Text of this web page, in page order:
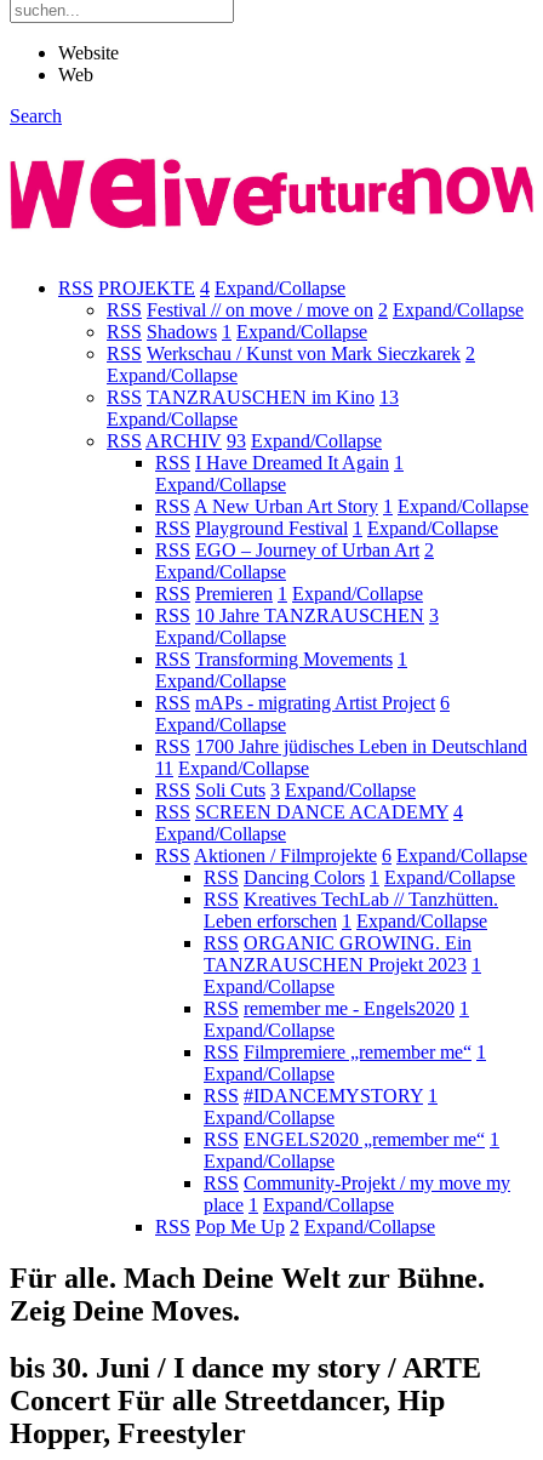
Website
Web
Search
RSS PROJEKTE 4 Expand/Collapse
RSS Festival // on move / move on 2 Expand/Collapse
RSS Shadows 1 Expand/Collapse
RSS Werkschau / Kunst von Mark Sieczkarek 2
Expand/Collapse
RSS TANZRAUSCHEN im Kino 13
Expand/Collapse
RSS ARCHIV 93 Expand/Collapse
RSS I Have Dreamed It Again 1
Expand/Collapse
RSS A New Urban Art Story 1 Expand/Collapse
RSS Playground Festival 1 Expand/Collapse
RSS EGO – Journey of Urban Art 2
Expand/Collapse
RSS Premieren 1 Expand/Collapse
RSS 10 Jahre TANZRAUSCHEN 3
Expand/Collapse
RSS Transforming Movements 1
Expand/Collapse
RSS mAPs - migrating Artist Project 6
Expand/Collapse
RSS 1700 Jahre jüdisches Leben in Deutschland
11 Expand/Collapse
RSS Soli Cuts 3 Expand/Collapse
RSS SCREEN DANCE ACADEMY 4
Expand/Collapse
RSS Aktionen / Filmprojekte 6 Expand/Collapse
RSS Dancing Colors 1 Expand/Collapse
RSS Kreatives TechLab // Tanzhütten.
Leben erforschen 1 Expand/Collapse
RSS ORGANIC GROWING. Ein
TANZRAUSCHEN Projekt 2023 1
Expand/Collapse
RSS remember me - Engels2020 1
Expand/Collapse
RSS Filmpremiere „remember me“ 1
Expand/Collapse
RSS #IDANCEMYSTORY 1
Expand/Collapse
RSS ENGELS2020 „remember me“ 1
Expand/Collapse
RSS Community-Projekt / my move my
place 1 Expand/Collapse
RSS Pop Me Up 2 Expand/Collapse
Für alle. Mach Deine Welt zur Bühne.
Zeig Deine Moves.
bis 30. Juni / I dance my story / ARTE
Concert Für alle Streetdancer, Hip
Hopper, Freestyler